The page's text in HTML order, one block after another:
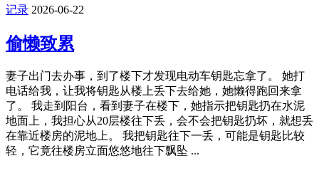
记录 2026-06-22
偷懒致累
妻子出门去办事，到了楼下才发现电动车钥匙忘拿了。 她打
电话给我，让我将钥匙从楼上丢下去给她，她懒得跑回来拿
了。 我走到阳台，看到妻子在楼下，她指示把钥匙扔在水泥
地面上，我担心从20层楼往下丢，会不会把钥匙扔坏，就想丢
在靠近楼房的泥地上。 我把钥匙往下一丢，可能是钥匙比较
轻，它竟往楼房立面悠悠地往下飘坠 ...